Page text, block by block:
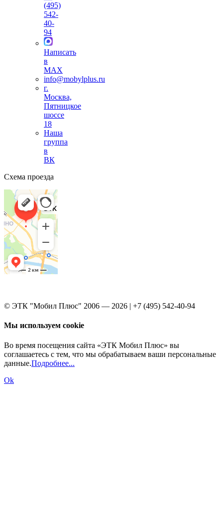
(495)
542-
40-
94
Написать
в
MAX
info@mobylplus.ru
г.
Москва,
Пятницкое
шоссе
18
Наша
группа
в
ВК
Схема проезда
© ЭТК "Мобил Плюс" 2006 — 2026 | +7 (495) 542-40-94
Мы используем cookie
Во время посещения сайта «ЭТК Мобил Плюс» вы
соглашаетесь с тем, что мы обрабатываем ваши персональные
данные.Подробнее...
Ok